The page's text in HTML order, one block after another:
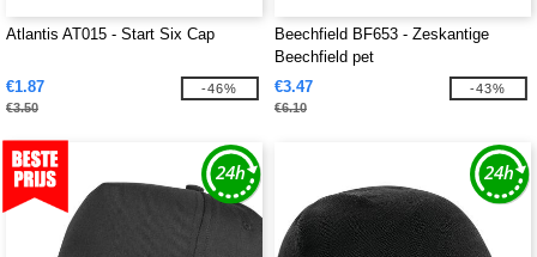
Atlantis AT015 - Start Six Cap
€1.87
€3.50
-46%
Beechfield BF653 - Zeskantige
Beechfield pet
€3.47
€6.10
-43%